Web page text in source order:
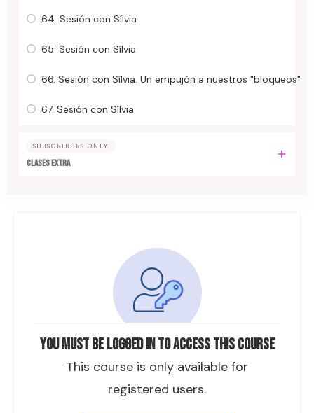
You must be logged in to access this course
This course is only available for
registered users.
64. Sesión con Sílvia
65. Sesión con Sílvia
66. Sesión con Sílvia. Un empujón a nuestros "bloqueos"
67. Sesión con Sílvia
SUBSCRIBERS ONLY
Clases Extra